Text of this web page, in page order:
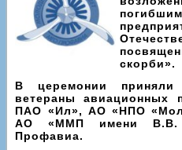
скорби».
В церемонии
ветераны авиационных
ПАО «Ил», АО «НПО
АО «ММП имени
Профавиа.